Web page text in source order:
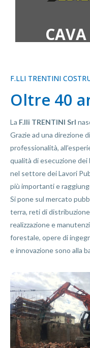
F.LLI TRENTINI
Oltre 40
La F.lli TRENTINI Srl
Grazie ad una direzione
professionalità,
qualità di esecuzione dei
nel settore dei Lavori
più importanti e
Si pone sul mercato
terra, reti di
realizzazione e
forestale, opere di
e innovazione sono alla